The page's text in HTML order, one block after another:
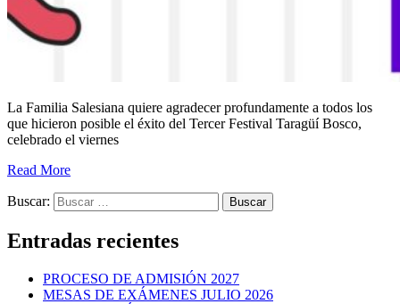
La Familia Salesiana quiere agradecer profundamente a todos los
que hicieron posible el éxito del Tercer Festival Taragüí Bosco,
celebrado el viernes
Read More
Buscar:
Entradas recientes
PROCESO DE ADMISIÓN 2027
MESAS DE EXÁMENES JULIO 2026